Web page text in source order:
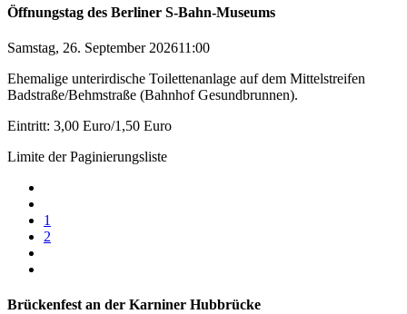
Öffnungstag des Berliner S-Bahn-Museums
Samstag, 26. September 202611:00
Ehemalige unterirdische Toilettenanlage auf dem Mittelstreifen
Badstraße/Behmstraße (Bahnhof Gesundbrunnen).
Eintritt: 3,00 Euro/1,50 Euro
Limite der Paginierungsliste
1
2
Brückenfest an der Karniner Hubbrücke